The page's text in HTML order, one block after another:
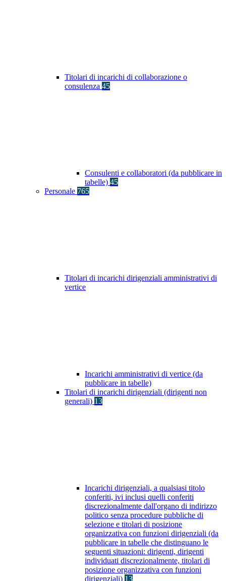
Titolari di incarichi di collaborazione o
consulenza 45
Consulenti e collaboratori (da pubblicare in
tabelle) 45
Personale 765
Titolari di incarichi dirigenziali amministrativi di
vertice
Incarichi amministrativi di vertice (da
pubblicare in tabelle)
Titolari di incarichi dirigenziali (dirigenti non
generali) 13
Incarichi dirigenziali, a qualsiasi titolo
conferiti, ivi inclusi quelli conferiti
discrezionalmente dall'organo di indirizzo
politico senza procedure pubbliche di
selezione e titolari di posizione
organizzativa con funzioni dirigenziali (da
pubblicare in tabelle che distinguano le
seguenti situazioni: dirigenti, dirigenti
individuati discrezionalmente, titolari di
posizione organizzativa con funzioni
dirigenziali) 13